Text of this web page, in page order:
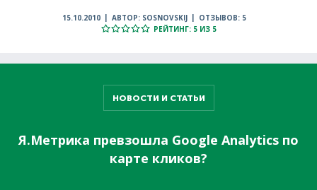
15.10.2010 АВТОР: SOSNOVSKIJ
ОТЗЫВОВ: 5
РЕЙТИНГ: 5 ИЗ 5
НОВОСТИ И СТАТЬИ
Я.Метрика превзошла Google Analytics по
карте кликов?